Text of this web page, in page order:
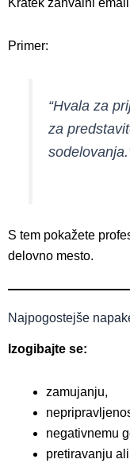
Kratek zahvalni
Primer:
“Hvala za
za
S tem pokažete
delovno mesto.
Najpogostejše
Izogibajte se:
zamujanju,
negativnemu
pretiravanju